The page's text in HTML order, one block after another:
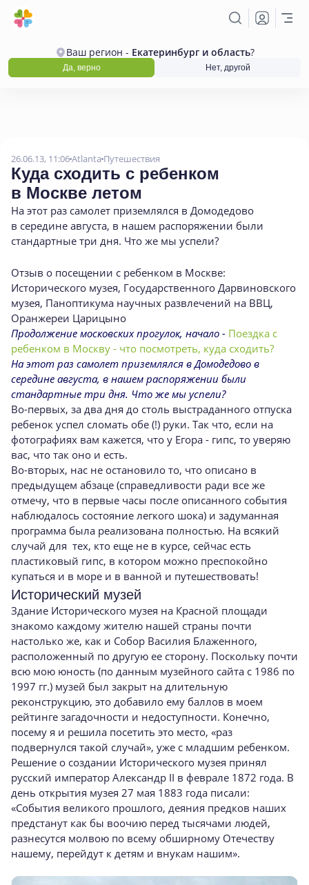
Ваш регион - Екатеринбург и область?
Да, верно Нет, другой
26.06.13, 11:06Atlanta Путешествия
Куда сходить с ребенком
в Москве летом
На этот раз самолет приземлялся в Домодедово
в середине августа, в нашем распоряжении были
стандартные три дня. Что же мы успели?
Отзыв о посещении с ребенком в Москве:
Исторического музея, Государственного Дарвиновского
музея, Паноптикума научных развлечений на ВВЦ,
Оранжереи Царицыно
Продолжение московских прогулок, начало - Поездка с
ребенком в Москву - что посмотреть, куда сходить?
На этот раз самолет приземлялся в Домодедово в
середине августа, в нашем распоряжении были
стандартные три дня. Что же мы успели?
Во-первых, за два дня до столь выстраданного отпуска
ребенок успел сломать обе (!) руки. Так что, если на
фотографиях вам кажется, что у Егора - гипс, то уверяю
вас, что так оно и есть.
Во-вторых, нас не остановило то, что описано в
предыдущем абзаце (справедливости ради все же
отмечу, что в первые часы после описанного события
наблюдалось состояние легкого шока) и задуманная
программа была реализована полностью. На всякий
случай для тех, кто еще не в курсе, сейчас есть
пластиковый гипс, в котором можно преспокойно
купаться и в море и в ванной и путешествовать!
Исторический музей
Здание Исторического музея на Красной площади
знакомо каждому жителю нашей страны почти
настолько же, как и Собор Василия Блаженного,
расположенный по другую ее сторону. Поскольку почти
всю мою юность (по данным музейного сайта с 1986 по
1997 гг.) музей был закрыт на длительную
реконструкцию, это добавило ему баллов в моем
рейтинге загадочности и недоступности. Конечно,
посему я и решила посетить это место, «раз
подвернулся такой случай», уже с младшим ребенком.
Решение о создании Исторического музея принял
русский император Александр II в феврале 1872 года. В
день открытия музея 27 мая 1883 года писали:
«События великого прошлого, деяния предков наших
предстанут как бы воочию перед тысячами людей,
разнесутся молвою по всему обширному Отечеству
нашему, перейдут к детям и внукам нашим».